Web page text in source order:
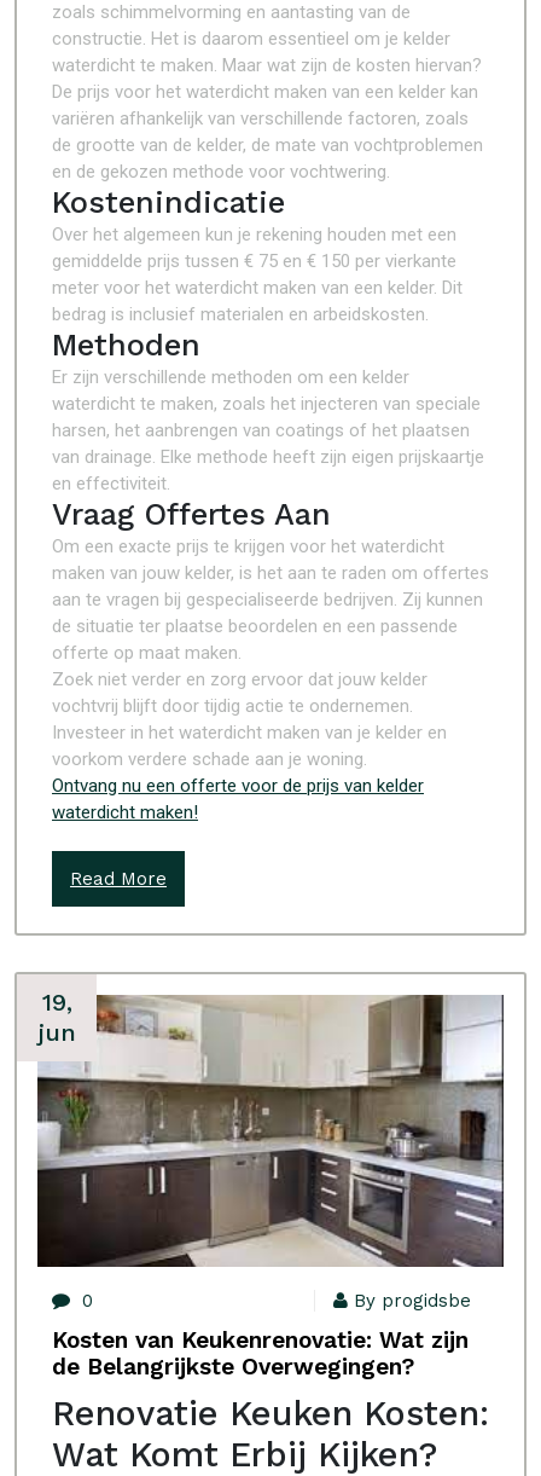
zoals schimmelvorming en aantasting van de
constructie. Het is daarom essentieel om je kelder
waterdicht te maken. Maar wat zijn de kosten hiervan?
De prijs voor het waterdicht maken van een kelder kan
variëren afhankelijk van verschillende factoren, zoals
de grootte van de kelder, de mate van vochtproblemen
en de gekozen methode voor vochtwering.
Kostenindicatie
Over het algemeen kun je rekening houden met een
gemiddelde prijs tussen € 75 en € 150 per vierkante
meter voor het waterdicht maken van een kelder. Dit
bedrag is inclusief materialen en arbeidskosten.
Methoden
Er zijn verschillende methoden om een kelder
waterdicht te maken, zoals het injecteren van speciale
harsen, het aanbrengen van coatings of het plaatsen
van drainage. Elke methode heeft zijn eigen prijskaartje
en effectiviteit.
Vraag Offertes Aan
Om een exacte prijs te krijgen voor het waterdicht
maken van jouw kelder, is het aan te raden om offertes
aan te vragen bij gespecialiseerde bedrijven. Zij kunnen
de situatie ter plaatse beoordelen en een passende
offerte op maat maken.
Zoek niet verder en zorg ervoor dat jouw kelder
vochtvrij blijft door tijdig actie te ondernemen.
Investeer in het waterdicht maken van je kelder en
voorkom verdere schade aan je woning.
Ontvang nu een offerte voor de prijs van kelder
waterdicht maken!
Read More
19,
jun
0 By progidsbe
Kosten van Keukenrenovatie: Wat zijn
de Belangrijkste Overwegingen?
Renovatie Keuken Kosten:
Wat Komt Erbij Kijken?